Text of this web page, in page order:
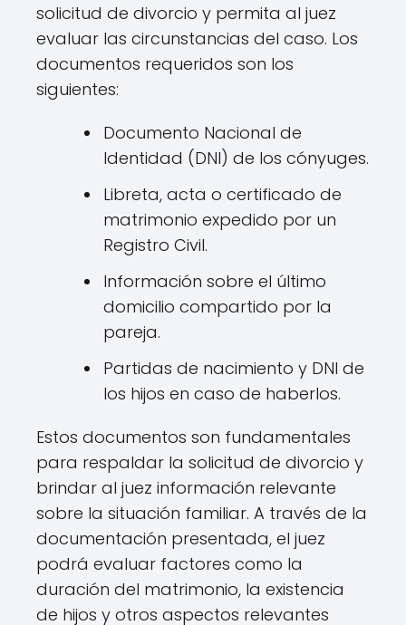
solicitud de divorcio y permita al juez
evaluar las circunstancias del caso. Los
documentos requeridos son los
siguientes:
Documento Nacional de
Identidad (DNI) de los cónyuges.
Libreta, acta o certificado de
matrimonio expedido por un
Registro Civil.
Información sobre el último
domicilio compartido por la
pareja.
Partidas de nacimiento y DNI de
los hijos en caso de haberlos.
Estos documentos son fundamentales
para respaldar la solicitud de divorcio y
brindar al juez información relevante
sobre la situación familiar. A través de la
documentación presentada, el juez
podrá evaluar factores como la
duración del matrimonio, la existencia
de hijos y otros aspectos relevantes